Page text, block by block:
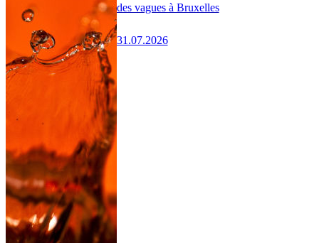
des vagues à Bruxelles
31.07.2026